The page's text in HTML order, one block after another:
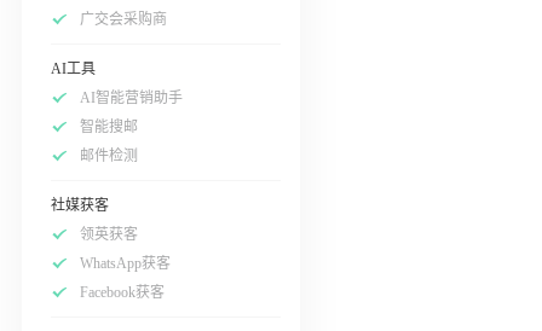
广交会采购商
AI工具
AI智能营销助手
智能搜邮
邮件检测
社媒获客
领英获客
WhatsApp获客
Facebook获客